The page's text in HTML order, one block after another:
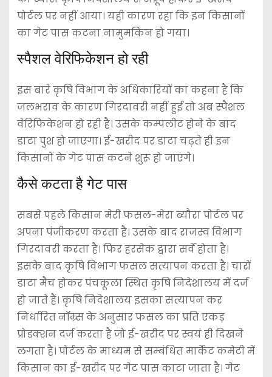
पोर्टल पर नहीं आया। यही कारण रहा कि इन किसानों
का गेट पास कटना नामुमकिन हो गया।
स्पैशल वेरिफिकेशन हो रही
इस बारे कृषि विभाग के अधिकारियों का कहना है कि
जलभराव के कारण गिरदावरी नहीं हुई तो अब स्पैशल
वेरिफिकेशन हो रही है। उसके कम्पलीट होने के बाद
डाटा पुश हो जाएगा। ई-खरीद पर डाटा चढ़ते ही इन
किसानों के गेट पास कटने शुरू हो जाएंगे।
कैसे कटता है गेट पास
सबसे पहले किसान मेरी फसल-मेरा ब्यौरा पोर्टल पर
अपना पंजीकरण करता है। उसके बाद राजस्व विभाग
गिरदावरी करता है। फिर हरसेक द्वारा सर्वे होता है।
इसके बाद कृषि विभाग फसल सत्यापन करता है। चारों
डाटा मैच होकर पंचकूला स्थित कृषि निदेशालय में दर्ज
हो जाते हैं। कृषि निदेशालय इसका सत्यापन कर
निर्धारित नॉम्र्स के अनुसार फसल का प्रति एकड़
प्रोडक्शन दर्ज करता है जो ई-खरीद पर स्वयं ही दिखने
लगता है। पोर्टल के माध्यम से सम्बंधित मार्केट कमेटी में
किसान का ई-खरीद पर गेट पास काटा जाता है। गेट